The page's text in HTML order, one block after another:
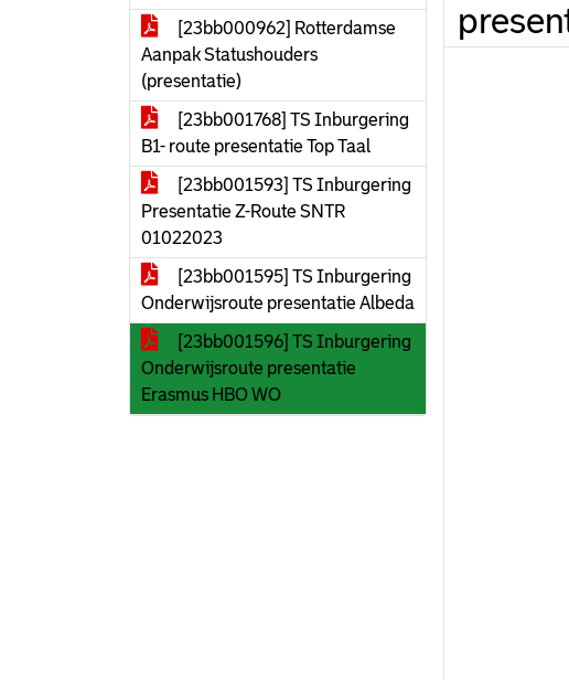
[23bb000962] Rotterdamse
Aanpak Statushouders
(presentatie)
[23bb001768] TS Inburgering
B1- route presentatie Top Taal
[23bb001593] TS Inburgering
Presentatie Z-Route SNTR
01022023
[23bb001595] TS Inburgering
Onderwijsroute presentatie Albeda
[23bb001596] TS Inburgering
Onderwijsroute presentatie
Erasmus HBO WO